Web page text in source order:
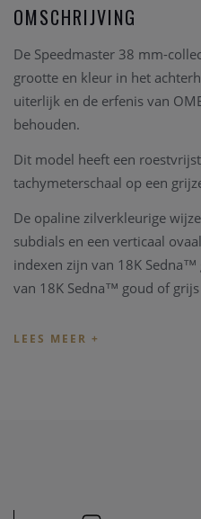
OMSCHRIJVING
De Speedmaster 38 mm-
grootte en kleur in het
uiterlijk en de erfenis van
behouden.
Dit model heeft een
tachymeterschaal op een
De opaline zilverkleurige
subdials en een verticaal
indexen zijn van 18K
van 18K Sedna™ goud of
Seahorse medaillon op de
van
, kan u steeds